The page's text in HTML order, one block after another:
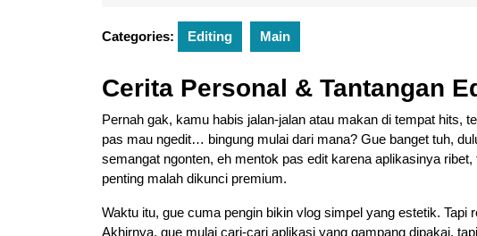
2025
Categories: Editing Main
Cerita Personal & Tantangan
Pernah gak, kamu habis jalan-jalan atau makan di tempat hits,
pas mau ngedit… bingung mulai dari mana? Gue banget tuh,
semangat ngonten, eh mentok pas edit karena aplikasinya
penting malah dikunci premium.
Waktu itu, gue cuma pengin bikin vlog simpel yang estetik. Tapi
Akhirnya, gue mulai cari-cari aplikasi yang gampang dipakai,